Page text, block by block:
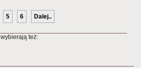
5 6 Dalej..
też: